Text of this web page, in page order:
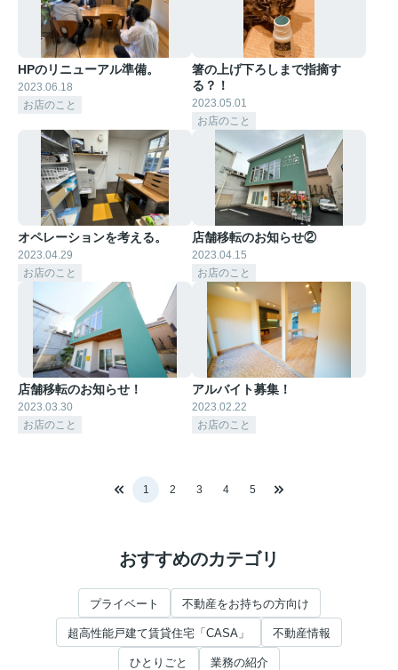
HPのリニューアル準備。
2023.06.18
お店のこと
箸の上げ下ろしまで指摘す
る？！
2023.05.01
お店のこと
オペレーションを考える。
2023.04.29
お店のこと
店舗移転のお知らせ②
2023.04.15
お店のこと
店舗移転のお知らせ！
2023.03.30
お店のこと
アルバイト募集！
2023.02.22
お店のこと
1 2 3 4 5
おすすめのカテゴリ
プライベート 不動産をお持ちの方向け
超高性能戸建て賃貸住宅「CASA」 不動産情報
ひとりごと 業務の紹介